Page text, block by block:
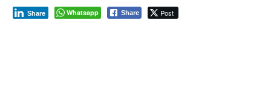
Whatsapp Share Post
Share